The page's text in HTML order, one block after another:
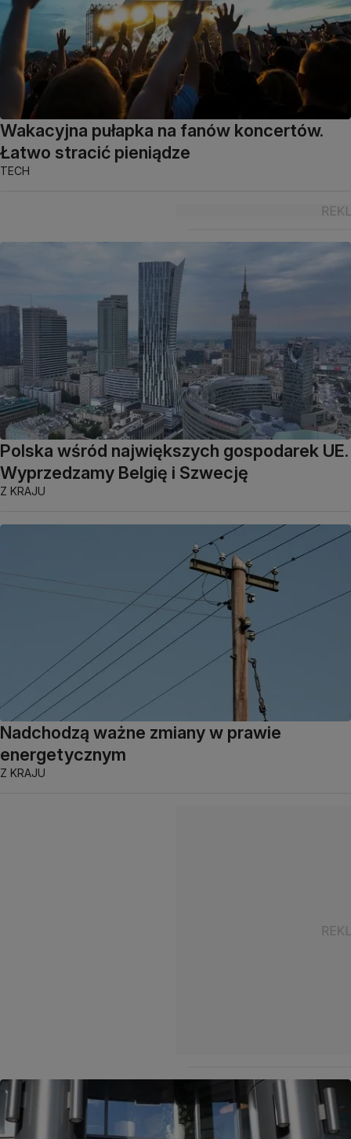
Wakacyjna pułapka na fanów koncertów.
Łatwo stracić pieniądze
TECH
Polska wśród największych gospodarek UE.
Wyprzedzamy Belgię i Szwecję
Z KRAJU
Nadchodzą ważne zmiany w prawie
energetycznym
Z KRAJU